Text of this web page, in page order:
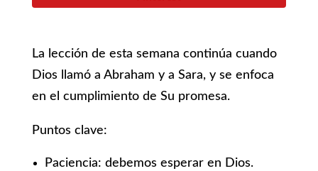
La lección de esta semana continúa cuando
Dios llamó a Abraham y a Sara, y se enfoca
en el cumplimiento de Su promesa.
Puntos clave:
Paciencia: debemos esperar en Dios.